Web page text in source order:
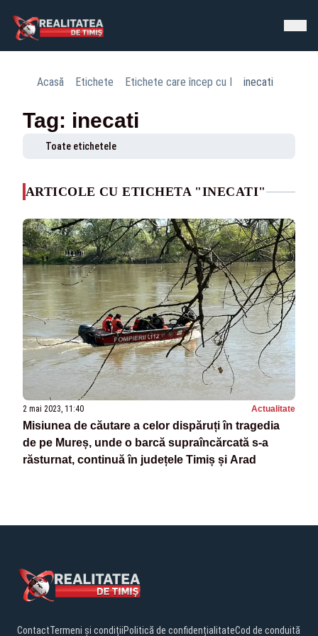
Acasă Etichete Etichete care încep cu I inecati
Tag: inecati
Toate etichetele
ARTICOLE CU ETICHETA "INECATI"
2 mai 2023, 11:40 Actualitate
Misiunea de căutare a celor dispăruți în tragedia
de pe Mureș, unde o barcă supraîncărcată s-a
răsturnat, continuă în județele Timiș și Arad
ContactTermeni și condițiiPolitică de confidențialitateCod de conduită